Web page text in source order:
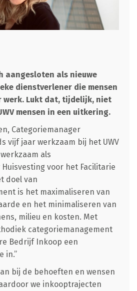
aangesloten als nieuwe
dienstverlener die mensen
werk. Lukt dat, tijdelijk, niet
mensen in een uitkering.
Categoriemanager
vijf jaar werkzaam bij het UWV
als
voor het Facilitarie
doel van
is het maximaliseren van
en het minimaliseren van
milieu en kosten. Met
categoriemanagement
Bedrijf Inkoop een
in.”
bij de behoeften en wensen
we inkooptrajecten